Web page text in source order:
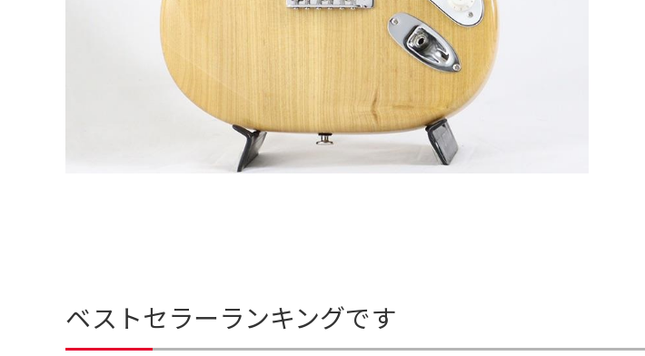
ベストセラーランキングです